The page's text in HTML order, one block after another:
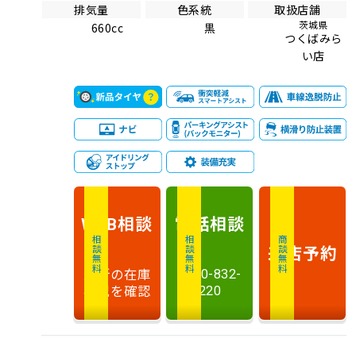
排気量
660cc
色系統
黒
取扱店舗
茨城県
つくばみら
い店
相談無料
WEB相談
最新の在庫
状況を確認
相談無料
電話相談
0120-832-
220
商談無料
来店予約